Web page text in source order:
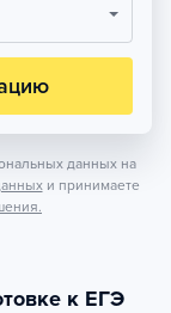
данных на
и принимаете
к ЕГЭ